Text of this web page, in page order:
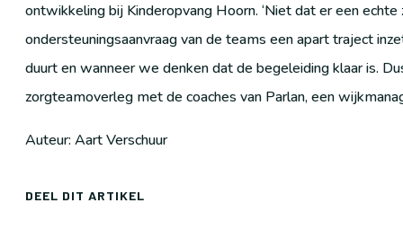
ontwikkeling bij Kinderopvang Hoorn. ‘Niet dat er een
ondersteuningsaanvraag van de teams een apart traject
duurt en wanneer we denken dat de begeleiding klaar is.
zorgteamoverleg met de coaches van Parlan, een
Auteur: Aart Verschuur
DEEL DIT ARTIKEL